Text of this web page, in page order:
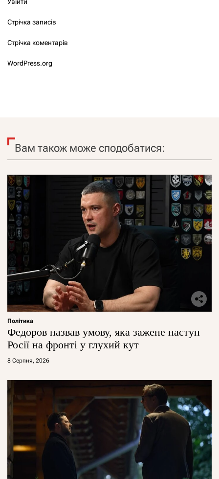
Стрічка записів
Стрічка коментарів
WordPress.org
Вам також може сподобатися:
Політика
Федоров назвав умову, яка зажене наступ
Росії на фронті у глухий кут
8 Серпня, 2026